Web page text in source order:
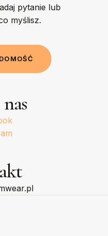
pytanie lub
myślisz.
DOMOŚĆ